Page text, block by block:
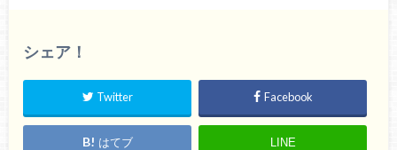
シェア！
Twitter Facebook
はてブ LINE